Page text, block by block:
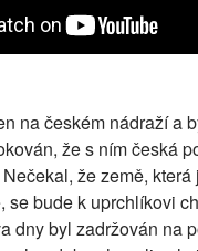
na českém nádraží a
že s ním česká
že země,
se bude k uprchlíkovi
dny byl zadržován na